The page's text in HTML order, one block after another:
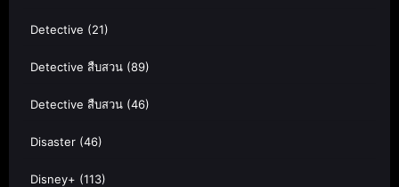
Detective (21)
Detective สืบสวน (89)
Detective สืบสวน (46)
Disaster (46)
Disney+ (113)